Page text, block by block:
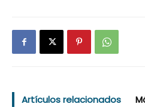
Artículos relacionados